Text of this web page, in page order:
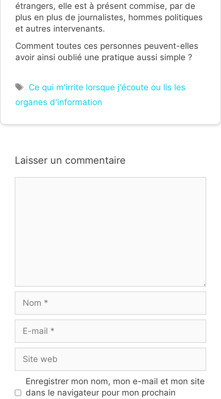
étrangers, elle est à présent commise, par de
plus en plus de journalistes, hommes politiques
et autres intervenants.
Comment toutes ces personnes peuvent-elles
avoir ainsi oublié une pratique aussi simple ?
Étiquettes
Ce qui m'irrite lorsque j'écoute ou lis les
organes d'information
Laisser un commentaire
mail
web
Enregistrer mon nom, mon e-mail et mon site
dans le navigateur pour mon prochain